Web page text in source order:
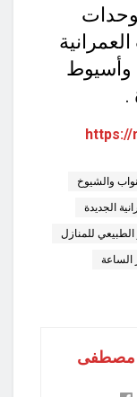
وأسيوط
.
https://
والشيوخ
الجديدة
للمنازل
مصطفى